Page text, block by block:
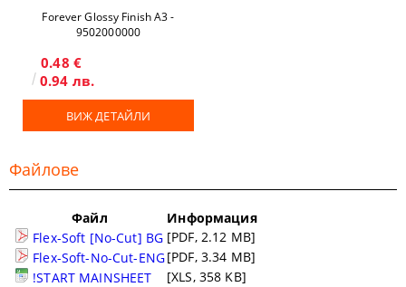
Forever Glossy Finish A3 -
9502000000
0.48 €
0.94 лв.
ВИЖ ДЕТАЙЛИ
Файлове
Файл
Информация
Flex-Soft [No-Cut] BG [PDF, 2.12 MB]
Flex-Soft-No-Cut-ENG[PDF, 3.34 MB]
!START MAINSHEET
[XLS, 358 KB]